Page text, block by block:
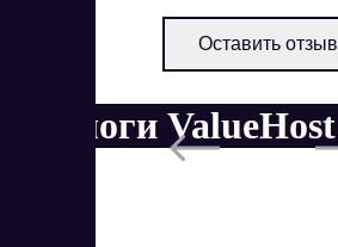
Оставить отзыв
Аналоги ValueHost